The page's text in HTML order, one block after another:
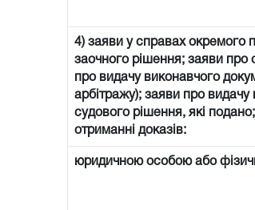
4) заяви у справах окремого
заочного рішення; заяви про
про видачу виконавчого
арбітражу); заяви про видачу
судового рішення, які
отриманні доказів:
юридичною особою або